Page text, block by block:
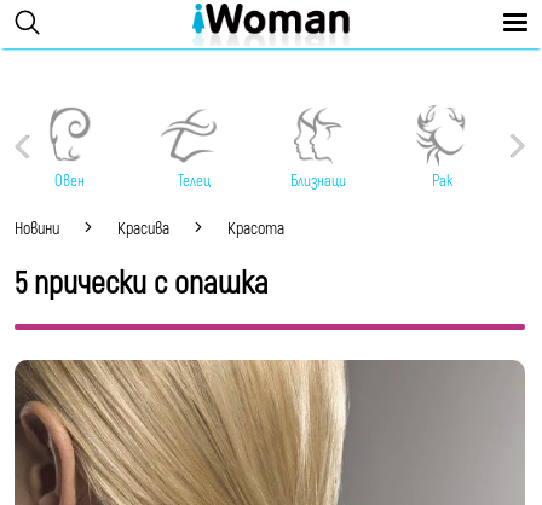
Овен Телец Близнаци Рак
Новини Красива Красота
5 прически с опашка